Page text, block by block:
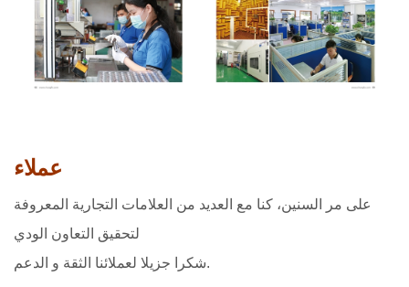
عملاء
على مر السنين، كنا مع العديد من العلامات التجارية المعروفة
لتحقيق التعاون الودي
شكرا جزيلا لعملائنا الثقة و الدعم.